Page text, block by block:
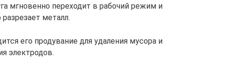
мгновенно переходит в рабочий режим и
металл.
его продувание для удаления мусора и
электродов.